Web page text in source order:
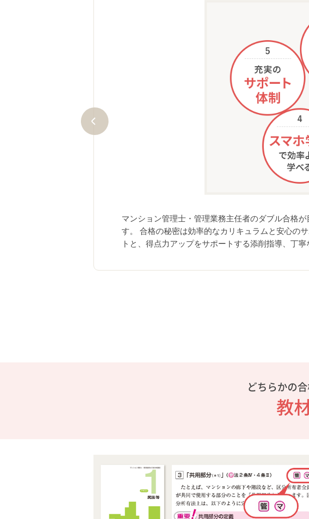
マンション管理士・管理業務主任者のダブル合格
す。 合格の秘密は効率的なカリキュラムと安心の
トと、得点力アップをサポートする添削指導、丁
どちらかの
教